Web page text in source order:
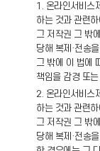
1. 온라인서비스
하는 것과 관련
그 저작권 그 밖
당해 복제·전송
그 밖에 이 법에
책임을 감경 또
2. 온라인서비스
하는 것과 관련
그 저작권 그 밖
당해 복제·전송